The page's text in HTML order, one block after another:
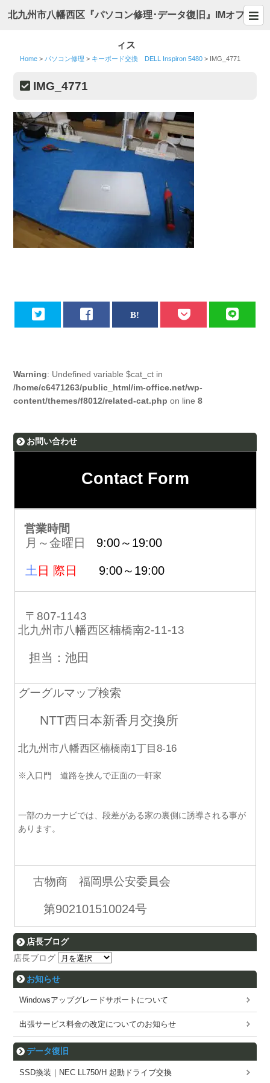
北九州市八幡西区『パソコン修理･データ復旧』IMオフ
ィス
Home > パソコン修理 > キーボード交換 DELL Inspiron 5480 > IMG_4771
IMG_4771
Warning: Undefined variable $cat_ct in
/home/c6471263/public_html/im-office.net/wp-
content/themes/f8012/related-cat.php on line8
お問い合わせ
Contact Form
営業時間
月～金曜日 9:00～19:00
土 日 際日 9:00～19:00
〒807-1143
北九州市八幡西区楠橋南2-11-13
担当：池田
グーグルマップ検索
NTT西日本新香月交換所
北九州市八幡西区楠橋南1丁目8-16
※入口門 道路を挟んで正面の一軒家
一部のカーナビでは、段差がある家の裏側に誘導される事が
あります。
古物商 福岡県公安委員会
第902101510024号
店長ブログ
店長ブログ
お知らせ
Windowsアップグレードサポートについて
出張サービス料金の改定についてのお知らせ
データ復旧
SSD換装｜NEC LL750/H 起動ドライブ交換